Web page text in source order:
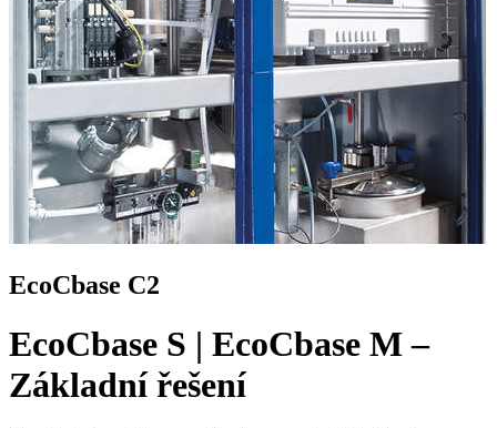
EcoCbase C2
EcoCbase S | EcoCbase M –
Základní řešení